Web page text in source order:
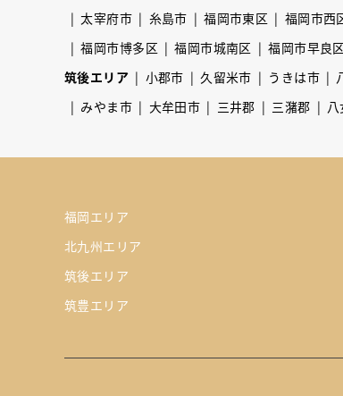
太宰府市
糸島市 福岡市東区 福岡市西
福岡市博多区
福岡市城南区 福岡市早良区
筑後エリア
小郡市 久留米市 うきは市
みやま市
大牟田市 三井郡 三潴郡
福岡エリア
北九州エリア
筑後エリア
筑豊エリア